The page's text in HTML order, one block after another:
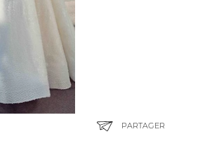
PARTAGER